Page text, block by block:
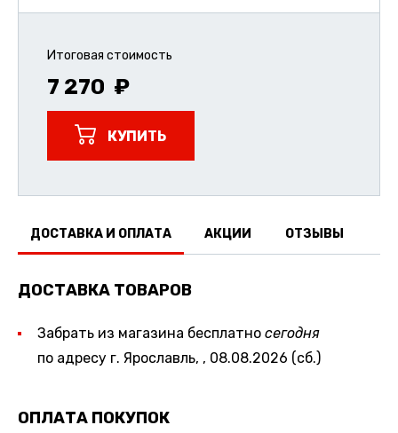
Итоговая стоимость
7 270
КУПИТЬ
ДОСТАВКА И ОПЛАТА АКЦИИ ОТЗЫВЫ
ДОСТАВКА ТОВАРОВ
Забрать из магазина бесплатно сегодня
по адресу г. Ярославль, , 08.08.2026 (сб.)
ОПЛАТА ПОКУПОК